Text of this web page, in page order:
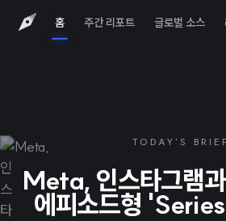
홈 주간 리포트 글로벌 소스
TODAY'S BRIEF
Meta, 인스타그램
에피소드형